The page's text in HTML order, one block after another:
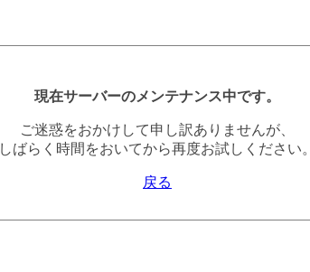
現在サーバーのメンテナンス中です。
ご迷惑をおかけして申し訳ありませんが、
しばらく時間をおいてから再度お試しください。
戻る